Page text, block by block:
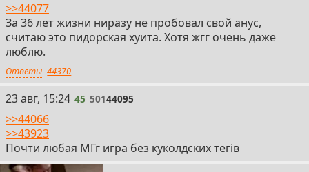
>>44077
За 36 лет жизни ниразу не пробовал свой анус,
считаю это пидорская хуита. Хотя жгг очень даже
люблю.
Ответы 44370
45
23 авг, 15:24 45 50144095
>>44066
>>43923
Почти любая МГг игра без куколдских тегів